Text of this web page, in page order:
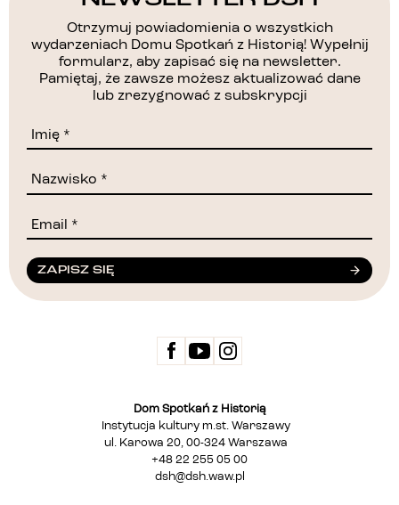
Otrzymuj powiadomienia o wszystkich
wydarzeniach Domu Spotkań z Historią! Wypełnij
formularz, aby zapisać się na newsletter.
Pamiętaj, że zawsze możesz aktualizować dane
lub zrezygnować z subskrypcji
ZAPISZ SIĘ
Dom Spotkań z Historią
Instytucja kultury m.st. Warszawy
ul. Karowa 20, 00-324 Warszawa
+48 22 255 05 00
dsh@dsh.waw.pl